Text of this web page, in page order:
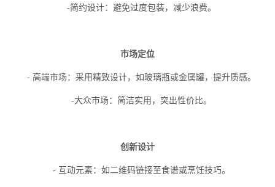
-简约设计：避免过度包装，减少浪费。
市场定位
- 高端市场：采用精致设计，如玻璃瓶或金属罐，提升质感。
-大众市场：简洁实用，突出性价比。
创新设计
- 互动元素：如二维码链接至食谱或烹饪技巧。